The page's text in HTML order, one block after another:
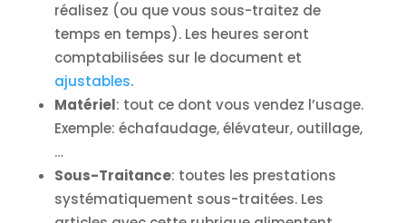
réalisez (ou que vous sous-traitez de
temps en temps). Les heures seront
comptabilisées sur le document et
ajustables.
Matériel: tout ce dont vous vendez l’usage.
Exemple: échafaudage, élévateur, outillage,
…
Sous-Traitance: toutes les prestations
systématiquement sous-traitées. Les